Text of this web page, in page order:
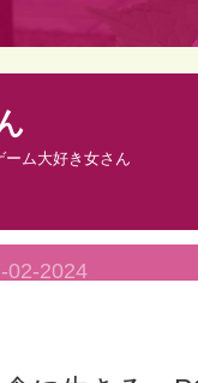
ム大好き女さん
02-2024